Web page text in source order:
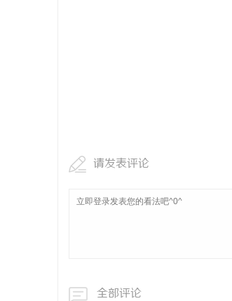
请发表评论
全部评论